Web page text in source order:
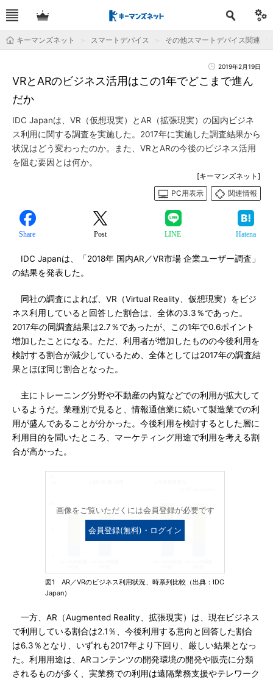
キーマンズネット スマートデバイス その他スマートデバイス関連
2019年2月19日
VRとARのビジネス活用はこの1年でどこまで進ん
だか
IDC Japanは、VR（仮想現実）とAR（拡張現実）の国内ビジネ
ス利用に関する調査を実施した。2017年に実施した調査結果から
状況はどう変わったのか。また、VRとARの今後のビジネス活用
を阻む要因とは何か。
[キーマンズネット]
PC用表示
関連情報
Share Post LINE Hatena
IDC Japanは、「2018年 国内AR／VR市場 企業ユーザー調査」
の結果を発表した。
同社の調査によれば、VR（Virtual Reality、仮想現実）をビジ
ネス利用していると回答した割合は、全体の3.3％であった。
2017年の同調査結果は2.7％であったが、この1年で0.6ポイント
増加したことになる。ただ、利用者が増加したものの今後利用を
検討する割合が減少しているため、全体としては2017年の調査結
果とほぼ同じ割合となった。
主にトレーニング分野や不動産の内覧などでの利用が拡大して
いるようだ。業種別で見ると、情報通信業に続いて製造業での利
用が盛んであることが分かった。今後利用を検討するとした層に
利用目的を聞いたところ、マーケティング用途で利用を考える割
合が高かった。
画像をご覧いただくには会員登録が必要です
会員登録(無料)・ログイン
図1 AR／VRのビジネス利用状況、時系列比較（出典：IDC
Japan）
一方、AR（Augmented Reality、拡張現実）は、現在ビジネス
で利用している割合は2.1％、今後利用する意向と回答した割合
は6.3％となり、いずれも2017年より下回り、厳しい結果となっ
た。利用用途は、ARコンテンツの開発環境の開発や販売に分類
されるものが多く、実業務での利用は遠隔業務支援やテレワーク